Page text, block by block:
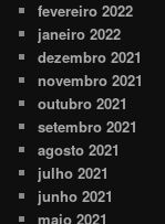
fevereiro 2022
janeiro 2022
dezembro 2021
novembro 2021
outubro 2021
setembro 2021
agosto 2021
julho 2021
junho 2021
maio 2021